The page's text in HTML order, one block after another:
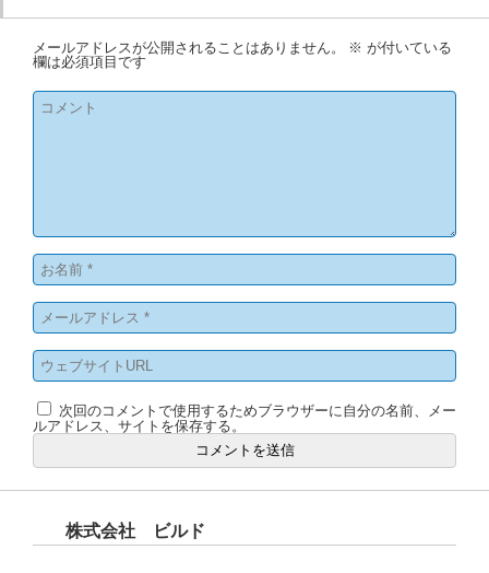
メールアドレスが公開されることはありません。 ※ が付いている
欄は必須項目です
次回のコメントで使用するためブラウザーに自分の名前、メー
ルアドレス、サイトを保存する。
株式会社 ビルド